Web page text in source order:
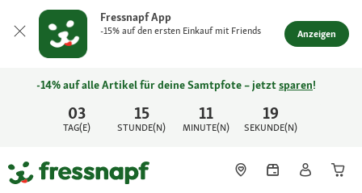
Fressnapf App
-15% auf den ersten Einkauf mit Friends Anzeigen
03
TAG(E)
15
STUNDE(N)
11
MINUTE(N)
19
SEKUNDE(N)
-14% auf alle Artikel für deine Samtpfote – jetztsparen!